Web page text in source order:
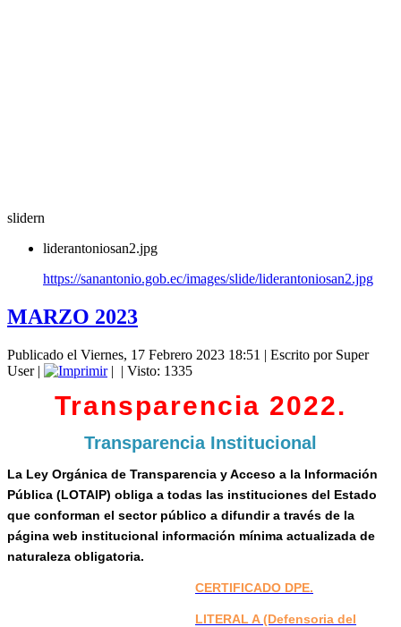
slidern
liderantoniosan2.jpg
https://sanantonio.gob.ec/images/slide/liderantoniosan2.jpg
MARZO 2023
Publicado el Viernes, 17 Febrero 2023 18:51 | Escrito por Super
User| | | Visto: 1335
Transparencia 2022.
Transparencia Institucional
La Ley Orgánica de Transparencia y Acceso a la Información
Pública (LOTAIP) obliga a todas las instituciones del Estado
que conforman el sector público a difundir a través de la
página web institucional información mínima actualizada de
naturaleza obligatoria.
CERTIFICADO DPE.
LITERAL A (Defensoria del